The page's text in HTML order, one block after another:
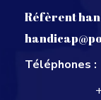
Réfèrent
Téléphones :
+221